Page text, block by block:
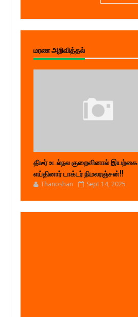
மரண அறிவித்தல்
திடீர் உடல்நல குறைவினால் இயற்கை
எய்தினார் டாக்டர் நிமலரஞ்சன்!!
Thanoshan Sept 14, 2025